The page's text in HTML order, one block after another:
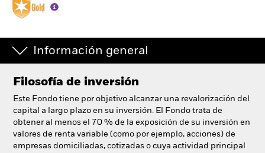
iShares
Nuestra compañía
Información general
Filosofía de inversión
Este Fondo tiene por objetivo alcanzar una revalorización del
capital a largo plazo en su inversión. El Fondo trata de
obtener al menos el 70 % de la exposición de su inversión en
valores de renta variable (como por ejemplo, acciones) de
empresas domiciliadas, cotizadas o cuya actividad principal